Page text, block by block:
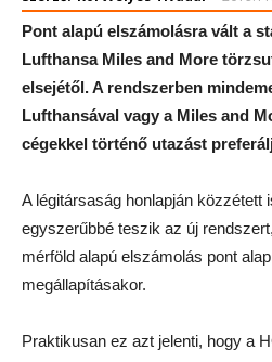
Pont alapú elszámolásra vált a
Lufthansa Miles and More
elsejétől. A rendszerben
Lufthansával vagy a Miles and
cégekkel történő utazást
A légitársaság honlapján közzétett
egyszerűbbé teszik az új
mérföld alapú elszámolás pont
megállapításakor.
Praktikusan ez azt jelenti, hogy a